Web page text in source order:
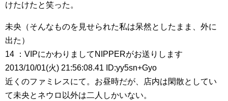
けたけたと笑った。
未央（そんなものを見せられた私は呆然としたまま、外に
出た）
14 ：VIPにかわりましてNIPPERがお送りします
2013/10/01(火) 21:56:08.41 ID:yy5sn+Gyo
近くのファミレスにて。お昼時だが、店内は閑散としてい
て未央とネウロ以外は二人しかいない。